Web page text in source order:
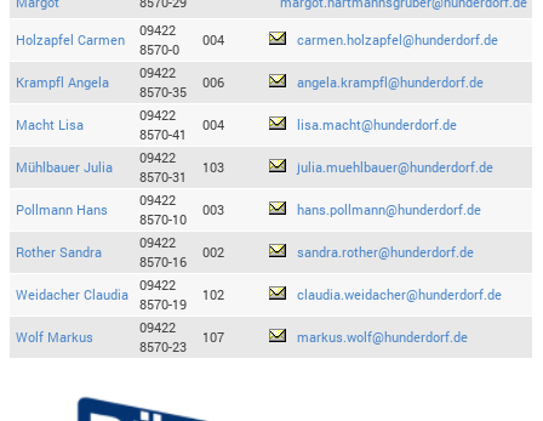
Holzapfel Carmen
09422
8570-0
004 carmen.holzapfel@hunderdorf.de
Krampfl Angela
09422
8570-35
006 angela.krampfl@hunderdorf.de
Macht Lisa
09422
8570-41
004 lisa.macht@hunderdorf.de
Mühlbauer Julia
09422
8570-31
103 julia.muehlbauer@hunderdorf.de
Pollmann Hans
09422
8570-10
003 hans.pollmann@hunderdorf.de
Rother Sandra
09422
8570-16
002 sandra.rother@hunderdorf.de
Weidacher Claudia
09422
8570-19
102 claudia.weidacher@hunderdorf.de
Wolf Markus
09422
8570-23
107 markus.wolf@hunderdorf.de